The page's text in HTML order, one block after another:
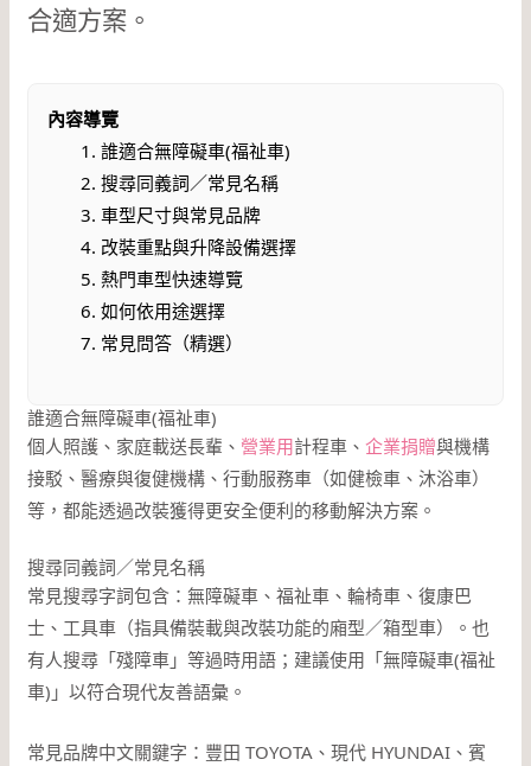
合適方案。
內容導覽
誰適合無障礙車(福祉車)
搜尋同義詞／常見名稱
車型尺寸與常見品牌
改裝重點與升降設備選擇
熱門車型快速導覽
如何依用途選擇
常見問答（精選）
誰適合無障礙車(福祉車)
個人照護、家庭載送長輩、 營業用計程車、企業捐贈與機構
接駁、醫療與復健機構、行動服務車（如健檢車、沐浴車）
等，都能透過改裝獲得更安全便利的移動解決方案。
搜尋同義詞／常見名稱
常見搜尋字詞包含：無障礙車、福祉車、輪椅車、復康巴
士、工具車（指具備裝載與改裝功能的廂型／箱型車）。也
有人搜尋「殘障車」等過時用語；建議使用「無障礙車(福祉
車)」以符合現代友善語彙。
常見品牌中文關鍵字：豐田 TOYOTA、現代 HYUNDAI、賓